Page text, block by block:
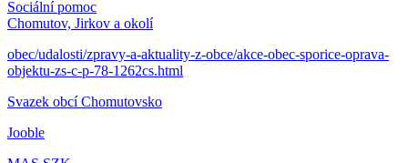
Sociální pomoc
Chomutov, Jirkov a okolí
obec/udalosti/zpravy-a-aktuality-z-obce/akce-obec-sporice-oprava-
objektu-zs-c-p-78-1262cs.html
Svazek obcí Chomutovsko
Jooble